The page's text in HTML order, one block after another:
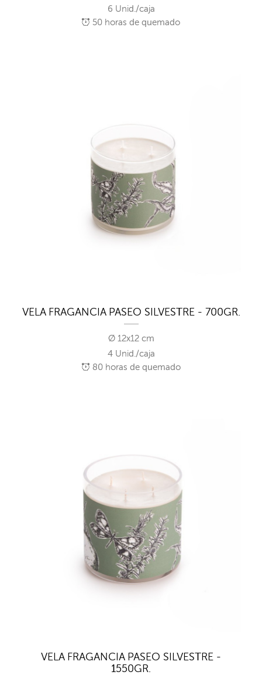
6 Unid./caja
50 horas de quemado
VELA FRAGANCIA PASEO SILVESTRE - 700GR.
Ø 12x12 cm
4 Unid./caja
80horas de quemado
VELA FRAGANCIA PASEO SILVESTRE -
1550GR.